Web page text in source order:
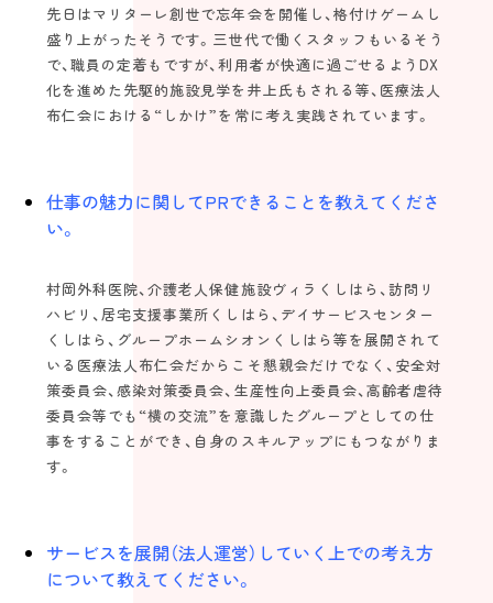
先日はマリターレ創世で忘年会を開催し、格付けゲームし
盛り上がったそうです。三世代で働くスタッフもいるそう
で、職員の定着もですが、利用者が快適に過ごせるようDX
化を進めた先駆的施設見学を井上氏もされる等、医療法人
布仁会における“しかけ”を常に考え実践されています。
仕事の魅力に関してPRできることを教えてくださ
い。
村岡外科医院、介護老人保健施設ヴィラくしはら、訪問リ
ハビリ、居宅支援事業所くしはら、デイサービスセンター
くしはら、グループホームシオンくしはら等を展開されて
いる医療法人布仁会だからこそ懇親会だけでなく、安全対
策委員会、感染対策委員会、生産性向上委員会、高齢者虐待
委員会等でも“横の交流”を意識したグループとしての仕
事をすることができ、自身のスキルアップにもつながりま
す。
サービスを展開（法人運営）していく上での考え方
について教えてください。